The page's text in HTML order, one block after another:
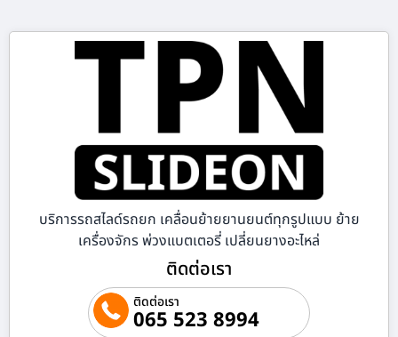
บริการรถสไลด์รถยก เคลื่อนย้ายยานยนต์ทุกรูปแบบ ย้าย
เครื่องจักร พ่วงแบตเตอรี่ เปลี่ยนยางอะไหล่
ติดต่อเรา
ติดต่อเรา
065 523 8994